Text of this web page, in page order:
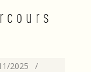
2025